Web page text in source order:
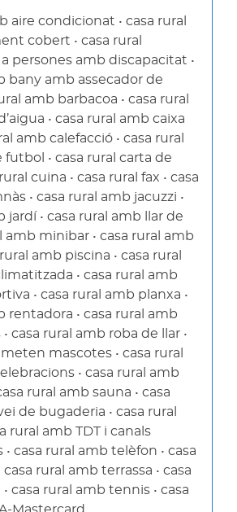
aire condicionat • casa rural
cobert • casa rural
persones amb discapacitat •
bany amb assecador de
amb barbacoa • casa rural
• casa rural amb caixa
amb calefacció • casa rural
• casa rural carta de
cuina • casa rural fax • casa
• casa rural amb jacuzzi •
jardí • casa rural amb llar de
amb minibar • casa rural amb
amb piscina • casa rural
• casa rural amb
• casa rural amb planxa •
rentadora • casa rural amb
casa rural amb roba de llar •
mascotes • casa rural
• casa rural amb
rural amb sauna • casa
de bugaderia • casa rural
rural amb TDT i canals
casa rural amb telèfon • casa
casa rural amb terrassa • casa
casa rural amb tennis • casa
Mastercard